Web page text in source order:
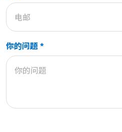
你的问题 *